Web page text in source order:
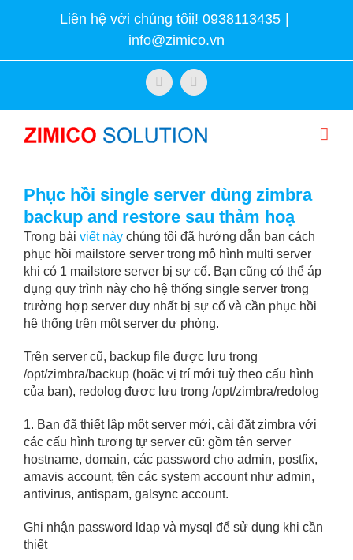
Liên hệ với chúng tôii! 0938113435 |
info@zimico.vn
FacebookTwitter
Phục hồi single server dùng zimbra
backup and restore sau thảm hoạ
Trong bài viết này chúng tôi đã hướng dẫn bạn cách
phục hồi mailstore server trong mô hình multi server
khi có 1 mailstore server bị sự cố. Bạn cũng có thể áp
dụng quy trình này cho hệ thống single server trong
trường hợp server duy nhất bị sự cố và cần phục hồi
hệ thống trên một server dự phòng.
Trên server cũ, backup file được lưu trong
/opt/zimbra/backup (hoặc vị trí mới tuỳ theo cấu hình
của bạn), redolog được lưu trong /opt/zimbra/redolog
1. Bạn đã thiết lập một server mới, cài đặt zimbra với
các cấu hình tương tự server cũ: gồm tên server
hostname, domain, các password cho admin, postfix,
amavis account, tên các system account như admin,
antivirus, antispam, galsync account.
Ghi nhận password ldap và mysql để sử dụng khi cần
thiết